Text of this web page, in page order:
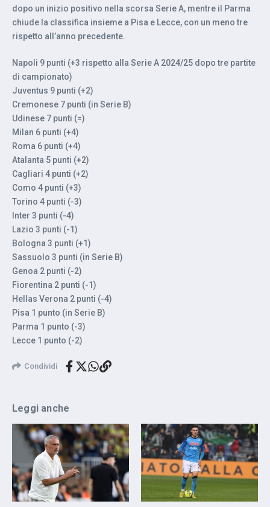
dopo un inizio positivo nella scorsa Serie A, mentre il Parma
chiude la classifica insieme a Pisa e Lecce, con un meno tre
rispetto all’anno precedente.
Napoli 9 punti (+3 rispetto alla Serie A 2024/25 dopo tre partite
di campionato)
Juventus 9 punti (+2)
Cremonese 7 punti (in Serie B)
Udinese 7 punti (=)
Milan 6 punti (+4)
Roma 6 punti (+4)
Atalanta 5 punti (+2)
Cagliari 4 punti (+2)
Como 4 punti (+3)
Torino 4 punti (-3)
Inter 3 punti (-4)
Lazio 3 punti (-1)
Bologna 3 punti (+1)
Sassuolo 3 punti (in Serie B)
Genoa 2 punti (-2)
Fiorentina 2 punti (-1)
Hellas Verona 2 punti (-4)
Pisa 1 punto (in Serie B)
Parma 1 punto (-3)
Lecce 1 punto (-2)
Condividi
Leggi anche